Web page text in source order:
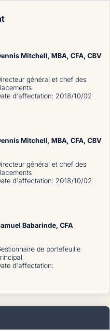
Mitchell, MBA, CFA, CBV
général et chef des
d'affectation: 2018/10/02
Mitchell, MBA, CFA, CBV
général et chef des
d'affectation: 2018/10/02
Babarinde, CFA
de portefeuille
d'affectation: